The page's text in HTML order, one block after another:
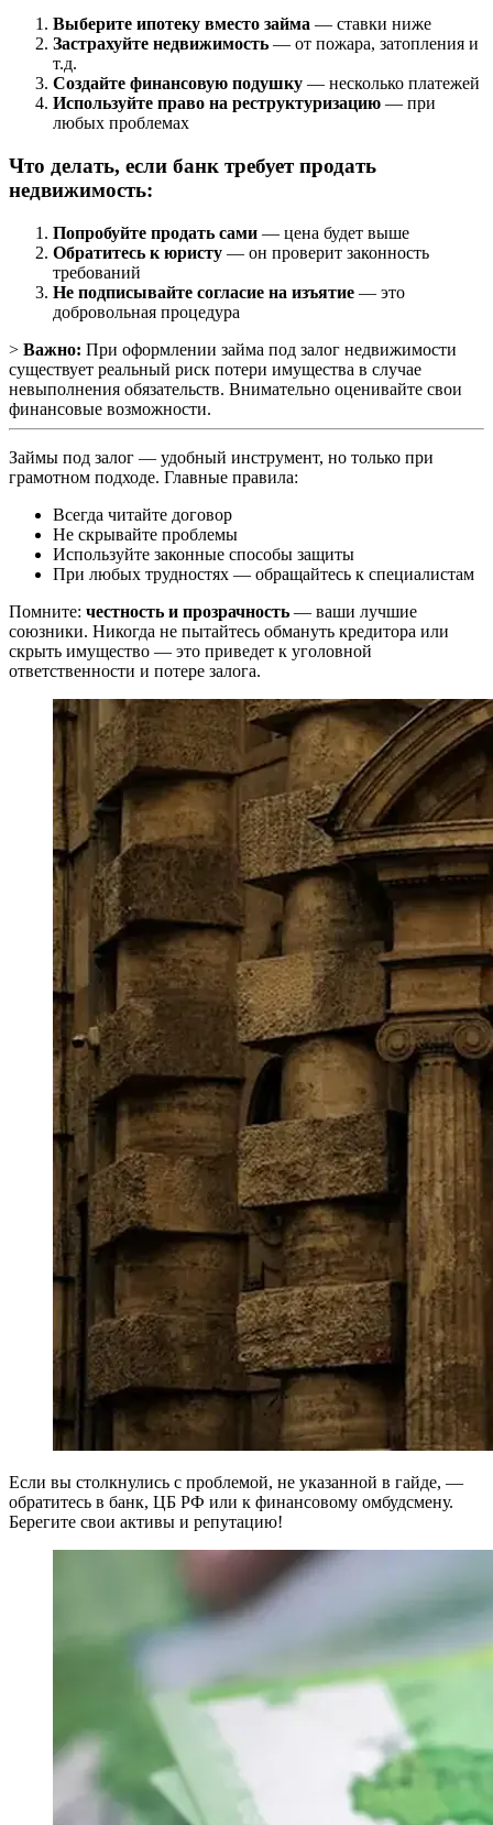
Выберите ипотеку вместо займа — ставки ниже
Застрахуйте недвижимость — от пожара, затопления и
т.д.
Создайте финансовую подушку — несколько платежей
Используйте право на реструктуризацию — при
любых проблемах
Что делать, если банк требует продать
недвижимость:
Попробуйте продать сами — цена будет выше
Обратитесь к юристу — он проверит законность
требований
Не подписывайте согласие на изъятие — это
добровольная процедура
> Важно: При оформлении займа под залог недвижимости
существует реальный риск потери имущества в случае
невыполнения обязательств. Внимательно оценивайте свои
финансовые возможности.
Займы под залог — удобный инструмент, но только при
грамотном подходе. Главные правила:
Всегда читайте договор
Не скрывайте проблемы
Используйте законные способы защиты
При любых трудностях — обращайтесь к специалистам
Помните: честность и прозрачность — ваши лучшие
союзники. Никогда не пытайтесь обмануть кредитора или
скрыть имущество — это приведет к уголовной
ответственности и потере залога.
Если вы столкнулись с проблемой, не указанной в гайде, —
обратитесь в банк, ЦБ РФ или к финансовому омбудсмену.
Берегите свои активы и репутацию!